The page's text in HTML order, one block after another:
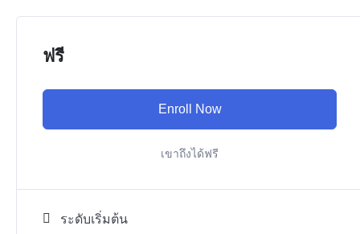
ฟรี
Enroll Now
เขาถึงได้ฟรี
ระดับเริ่มต้น